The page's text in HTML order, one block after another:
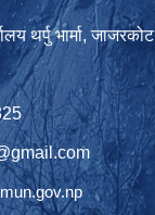
थर्पु भार्मा, जाजरकोट